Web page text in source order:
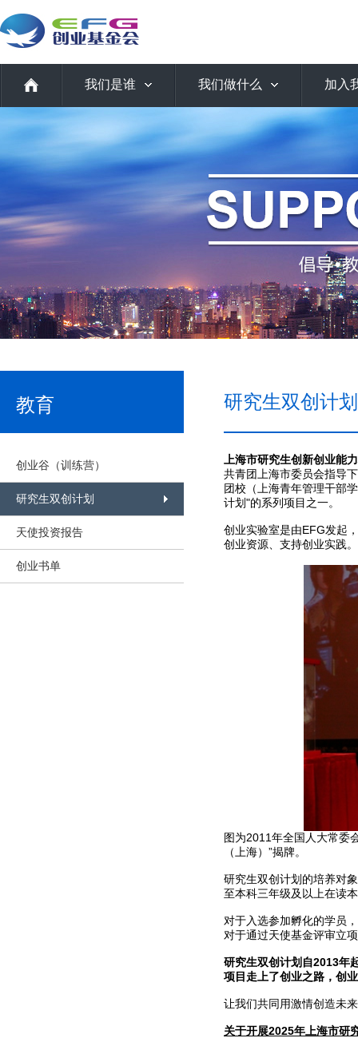
我们是谁 我们做什么 加入
教育
创业谷（训练营）
研究生双创计划
天使投资报告
创业书单
研究生双创计划
上海市研究生创新创业能
共青团上海市委员会指导
团校（上海青年管理干部
计划"的系列项目之一。
创业实验室是由EFG发起
创业资源、支持创业实践。
图为2011年全国人大常委
（上海）”揭牌。
研究生双创计划的培养对
至本科三年级及以上在读
对于入选参加孵化的学员
对于通过天使基金评审立
研究生双创计划自2013年
项目走上了创业之路，创
让我们共同用激情创造未
关于开展2025年上海市研